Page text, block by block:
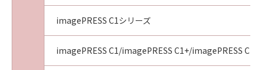
imagePRESS C1シリーズ
imagePRESS C1/imagePRESS C1+/imagePRESS